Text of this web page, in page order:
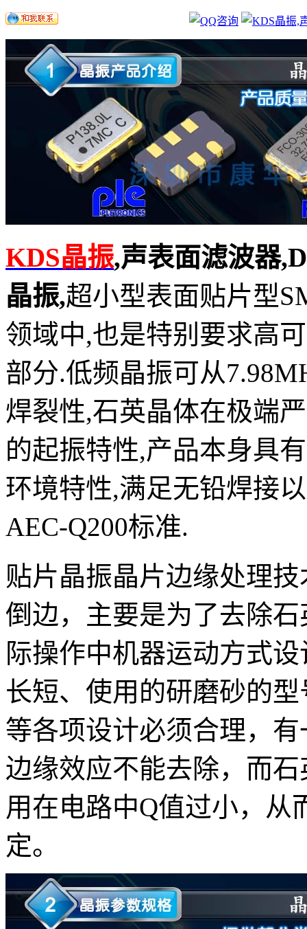
KDS晶振,声表面滤波器
晶振,超小型表面贴片型
领域中,也是特别要求高
部分.低频晶振可从
焊裂性,石英晶体在极端
的起振特性,产品本身具
环境特性,满足无铅焊接
AEC-Q200标准.
贴片晶振晶片边缘处理技
倒边，主要是为了去除
际操作中机器运动方式
长短、使用的研磨砂的
等各项设计必须合理，
边缘效应不能去除，而
用在电路中Q值过小，从
定。